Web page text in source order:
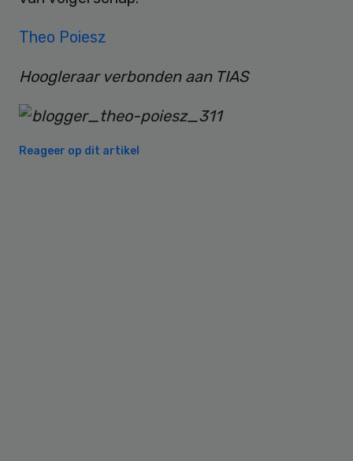
Theo Poiesz
Hoogleraar verbonden aan TIAS
Reageer op dit artikel